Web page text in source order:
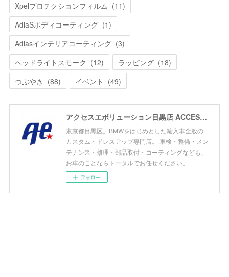
Xpelプロテクションフィルム (11)
AdlaSボディコーティング (1)
Adlasインテリアコーティング (3)
ヘッドライトスモーク (12) ラッピング (18)
つぶやき (88) イベント (49)
アクセスエボリューション目黒店 ACCESS EVOLUTION MEGURO
東京都目黒区。BMWをはじめとした輸入車全般の
カスタム・ドレスアップ専門店。 車検・整備・メン
テナンス・修理・部品取付・コーティングなども、
お車のことならトータルでお任せください。
フォロー